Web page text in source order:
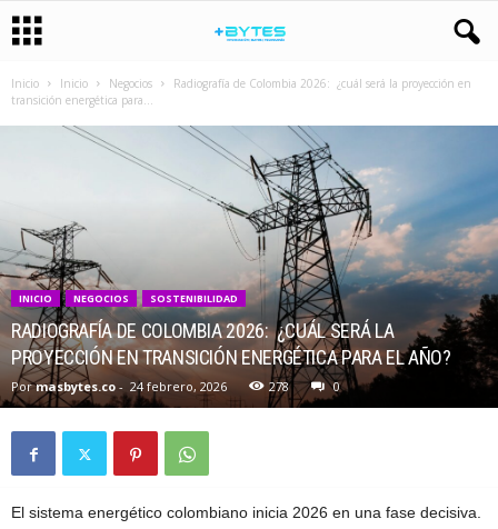
Inicio Inicio Negocios
Radiografía de Colombia 2026: ¿cuál será la proyección en
transición energética para...
INICIO NEGOCIOS SOSTENIBILIDAD
RADIOGRAFÍA DE COLOMBIA 2026: ¿CUÁL SERÁ LA
PROYECCIÓN EN TRANSICIÓN ENERGÉTICA PARA EL AÑO?
Por masbytes.co - 24 febrero, 2026 278 0
El sistema energético colombiano inicia 2026 en una fase decisiva.